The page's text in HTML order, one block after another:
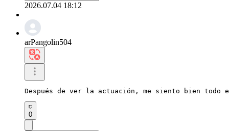
2026.07.04 18:12
arPangolin504
Después de ver la actuación, me siento bien todo
0